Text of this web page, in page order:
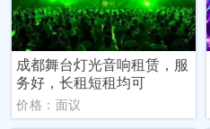
成都舞台灯光音响租赁，服
务好，长租短租均可
价格：面议